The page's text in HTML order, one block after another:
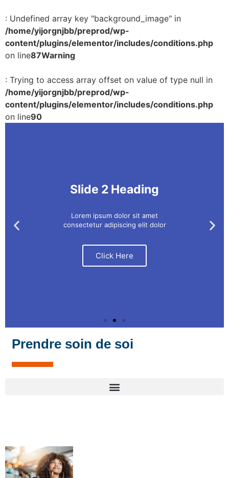
: Undefined array key "background_image" in
/home/yijorgnjbb/preprod/wp-
content/plugins/elementor/includes/conditions.php
on line87Warning
: Trying to access array offset on value of type null in
/home/yijorgnjbb/preprod/wp-
content/plugins/elementor/includes/conditions.php
on line90
Slide 2 Heading
Lorem ipsum dolor sit amet
consectetur adipiscing elit dolor
Click Here
Prendre soin de soi